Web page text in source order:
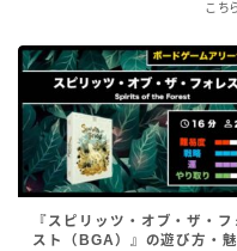
こち
『スピリッツ・オブ・ザ・フ
スト（BGA）』の遊び方・